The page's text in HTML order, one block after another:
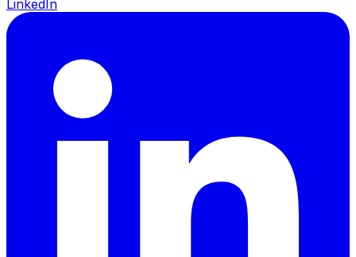
LinkedIn